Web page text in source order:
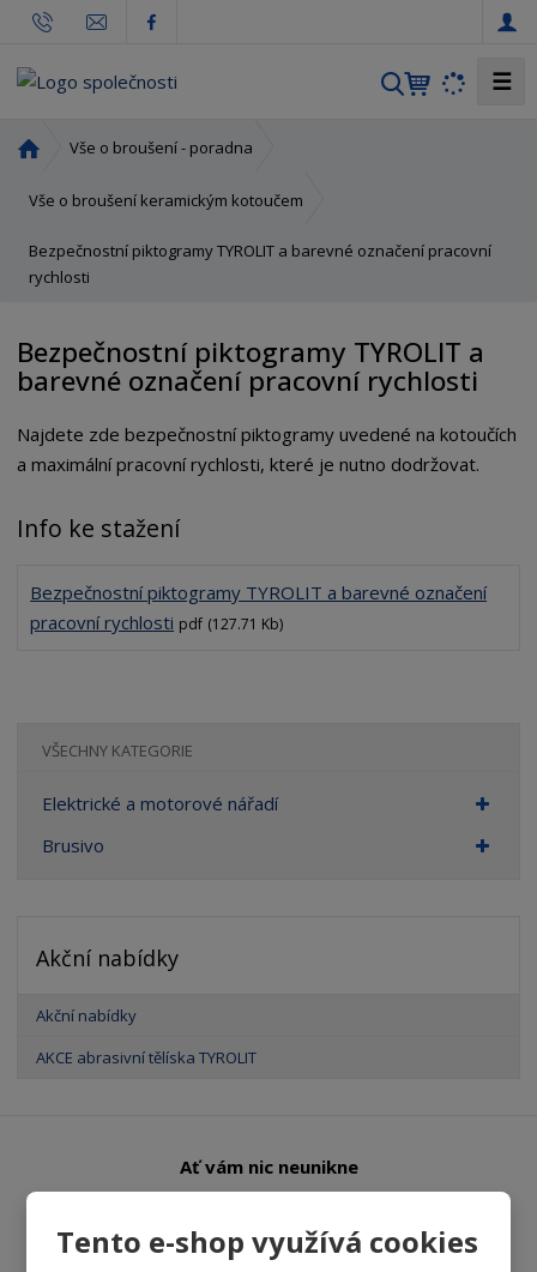
Tento e-shop využívá cookies
V
a
☰
o
n
í
r
a
a
Vše o broušení - poradna
Vše o broušení keramickým kotoučem
Bezpečnostní piktogramy TYROLIT a barevné označení pracovní
rychlosti
Bezpečnostní piktogramy TYROLIT a
barevné označení pracovní rychlosti
Najdete zde bezpečnostní piktogramy uvedené na kotoučích
a maximální pracovní rychlosti, které je nutno dodržovat.
Info ke stažení
Bezpečnostní piktogramy TYROLIT a barevné označení
pracovní rychlosti pdf (127.71 Kb)
VŠECHNY KATEGORIE
Elektrické a motorové nářadí
Brusivo
Akční nabídky
Akční nabídky
AKCE abrasivní tělíska TYROLIT
Ať vám nic neunikne